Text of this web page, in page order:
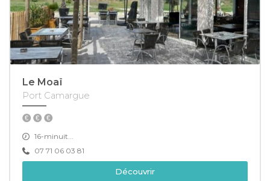
Le Moaï
Port Camargue
16-minuit...
07 71 06 03 81
Découvrir